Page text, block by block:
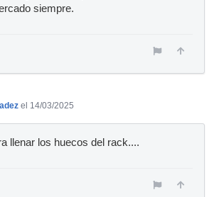
siempre.
el 14/03/2025
llenar los huecos del rack....